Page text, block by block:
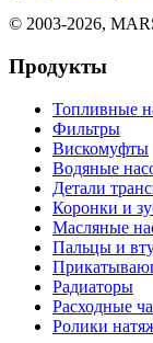
© 2003-2026,
Продукты
Топливные
Фильтры
Вискомуфты
Водяные
Детали
Коронки и
Масляные
Пальцы и
Радиаторы
Расходные
Ролики